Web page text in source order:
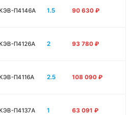
П4146A 1.5 90 630 ₽
П4126A 2 93 780 ₽
П4116A 2.5 108 090 ₽
П4137A 1 63 091 ₽